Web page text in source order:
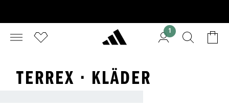
1
TERREX · KLÄDER